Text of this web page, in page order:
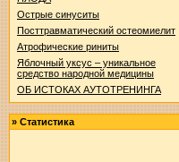
Острые синуситы
Посттравматический остеомиелит
Атрофические риниты
Яблочный уксус – уникальное
средство народной медицины
ОБ ИСТОКАХ АУТОТРЕНИНГА
» Статистика